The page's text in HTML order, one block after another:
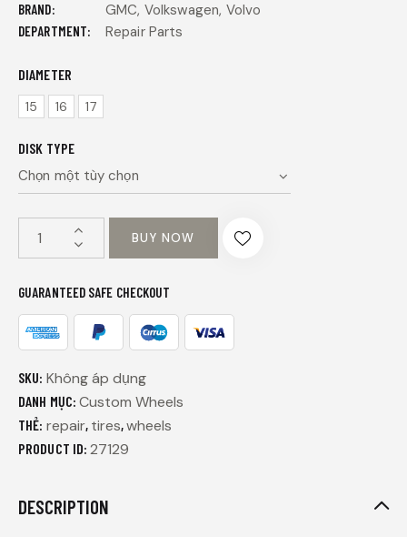
BRAND GMC, Volkswagen, Volvo
DEPARTMENT Repair Parts
DIAMETER
15 16 17
DISK TYPE
BUY NOW
GUARANTEED SAFE CHECKOUT
SKU: Không áp dụng
DANH MỤC: Custom Wheels
THẺ: repair, tires,wheels
PRODUCT ID: 27129
DESCRIPTION